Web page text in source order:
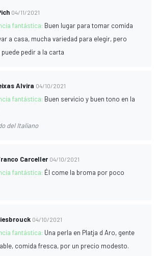
04/11/2021
fantástica: Buen lugar para tomar comida
a casa, mucha variedad para elegir, pero
pedir a la carta
Alvira 04/10/2021
fantástica: Buen servicio y buen tono en la
del Italiano
Carceller 04/10/2021
fantástica: Él come la broma por poco
04/10/2021
fantástica: Una perla en Platja d Aro, gente
comida fresca, por un precio modesto.